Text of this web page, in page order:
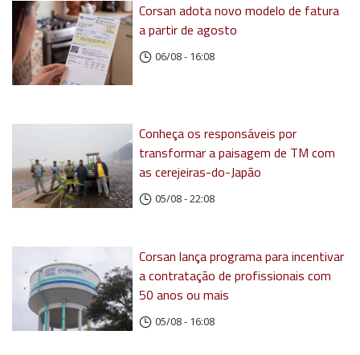
Corsan adota novo modelo de fatura
a partir de agosto
06/08 - 16:08
Conheça os responsáveis por
transformar a paisagem de TM com
as cerejeiras-do-Japão
05/08 - 22:08
Corsan lança programa para incentivar
a contratação de profissionais com
50 anos ou mais
05/08 - 16:08